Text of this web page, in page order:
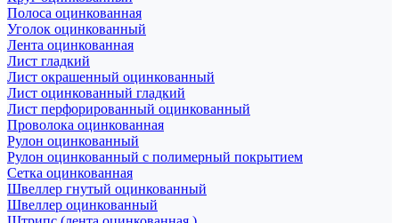
Полоса оцинкованная
Уголок оцинкованный
Лента оцинкованная
Лист гладкий
Лист окрашенный оцинкованный
Лист оцинкованный гладкий
Лист перфорированный оцинкованный
Проволока оцинкованная
Рулон оцинкованный
Рулон оцинкованный с полимерный покрытием
Сетка оцинкованная
Швеллер гнутый оцинкованный
Швеллер оцинкованный